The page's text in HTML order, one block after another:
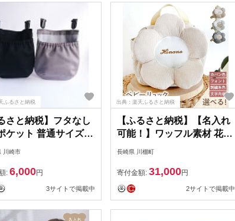
ふるさと納税
さと納税】フタなし
ケット 普通サイズ
川崎市
: 6,000円
3サイトで掲載中
出典：楽天ふるさと納税
【ふるさと納税】【名入れ
可能！】ワッフル素材 花形
ベビーリュック【coco
[OCR082]
長崎県 川棚町
寄付金額:31,000円
2サイトで掲載中